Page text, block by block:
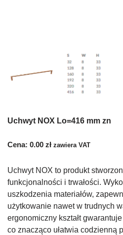
Uchwyt NOX Lo=416 mm zn
Cena: 0.00 zł zawiera VAT
Uchwyt NOX to produkt
funkcjonalności i trwałości.
uszkodzenia materiałów,
użytkowanie nawet w trudnych
ergonomiczny kształt
co znacząco ułatwia codzienną